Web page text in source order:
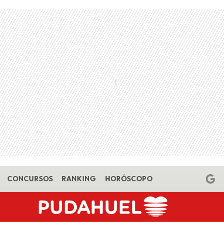
CONCURSOS RANKING HORÓSCOPO